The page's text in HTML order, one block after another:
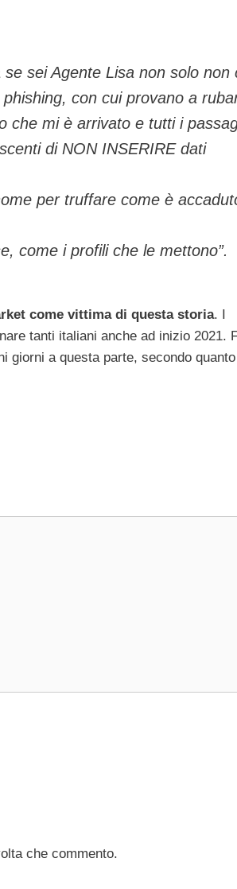
sei Agente Lisa non solo non
con cui provano a
che mi è arrivato e tutti i
di NON INSERIRE dati
per truffare come è
come i profili che le mettono”.
come vittima di questa storia. I
tanti italiani anche ad inizio 2021.
giorni a questa parte, secondo quanto
che commento.